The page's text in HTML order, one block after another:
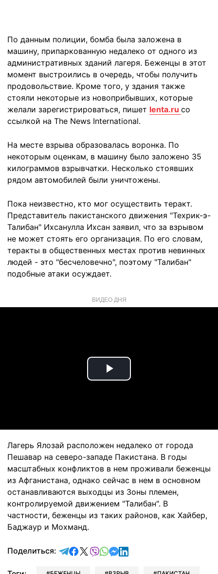
По данным полиции, бомба была заложена в
машину, припаркованную недалеко от одного из
административных зданий лагеря. Беженцы в этот
момент выстроились в очередь, чтобы получить
продовольствие. Кроме того, у здания также
стояли некоторые из новоприбывших, которые
желали зарегистрироваться, пишет lenta.ru со
ссылкой на The News International.
На месте взрыва образовалась воронка. По
некоторым оценкам, в машину было заложено 35
килограммов взрывчатки. Несколько стоявших
рядом автомобилей были уничтожены.
Пока неизвестно, кто мог осуществить теракт.
Представитель пакистанского движения "Техрик-э-
Талибан" Ихсанулла Ихсан заявил, что за взрывом
не может стоять его организация. По его словам,
теракты в общественных местах против невинных
людей - это "бесчеловечно", поэтому "Талибан"
подобные атаки осуждает.
ВИДЕО ДНЯ
Play
Лагерь Ялозай расположен недалеко от города
Пешавар на северо-западе Пакистана. В годы
масштабных конфликтов в нем проживали беженцы
из Афганистана, однако сейчас в нем в основном
останавливаются выходцы из Зоны племен,
контролируемой движением "Талибан". В
частности, беженцы из таких районов, как Хайбер,
Баджаур и Мохманд.
Поделиться: отправить в Telegram
поделиться в Facebook
поделиться в X
отправить в Viber
отправить в Whatsapp
отправить в Messenger
отправить в LinkedIn